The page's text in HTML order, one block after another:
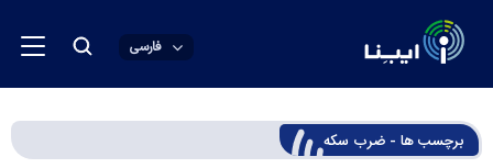
فارسی
برچسب ها - ضرب سکه